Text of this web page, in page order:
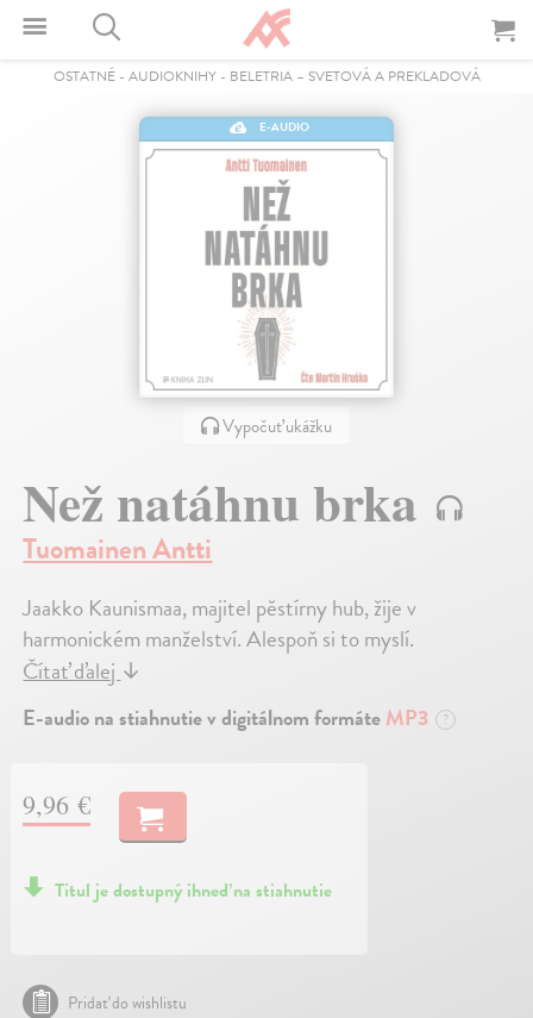
OSTATNÉ- AUDIOKNIHY- BELETRIA – SVETOVÁ A PREKLADOVÁ
E-AUDIO
Vypočuť ukážku
Než natáhnu brka
Tuomainen Antti
Jaakko Kaunismaa, majitel pěstírny hub, žije v
harmonickém manželství. Alespoň si to myslí.
Čítať ďalej↓
E-audio na stiahnutie v digitálnom formáteMP3 ?
9,96 €
Titul je dostupný ihneď na stiahnutie
Pridať do wishlistu